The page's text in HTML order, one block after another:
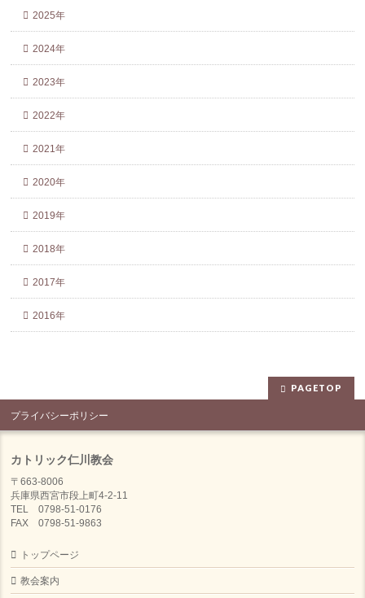
2025年
2024年
2023年
2022年
2021年
2020年
2019年
2018年
2017年
2016年
PAGETOP
プライバシーポリシー
カトリック仁川教会
〒663-8006
兵庫県西宮市段上町4-2-11
TEL 0798-51-0176
FAX 0798-51-9863
トップページ
教会案内